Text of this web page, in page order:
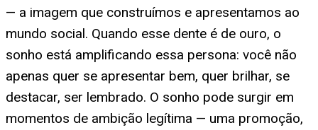
— a imagem que construímos e apresentamos ao
mundo social. Quando esse dente é de ouro, o
sonho está amplificando essa persona: você não
apenas quer se apresentar bem, quer brilhar, se
destacar, ser lembrado. O sonho pode surgir em
momentos de ambição legítima — uma promoção,